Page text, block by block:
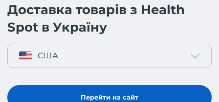
Доставка товарів з Health
Spot в Україну
США
Перейти на сайт